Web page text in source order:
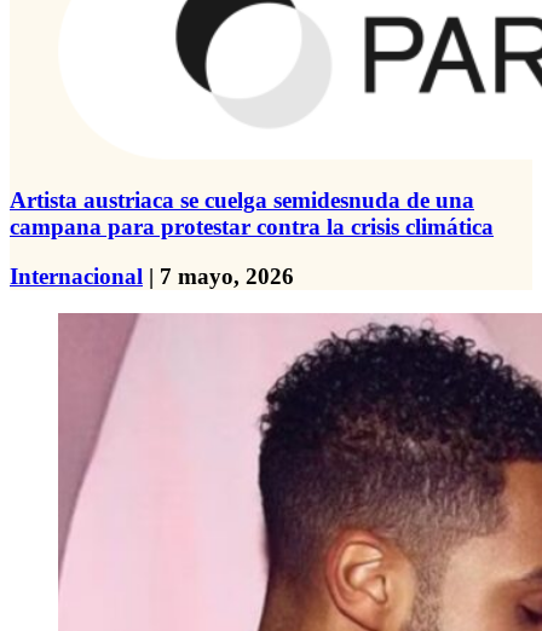
Artista austriaca se cuelga semidesnuda de una
campana para protestar contra la crisis climática
Internacional | 7 mayo, 2026